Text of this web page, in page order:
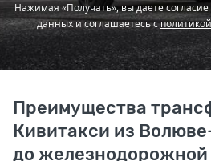
Нажимая «Получать», вы даете
данных и соглашаетесь с
Преимущества
Кивитакси из
до железнодорожной